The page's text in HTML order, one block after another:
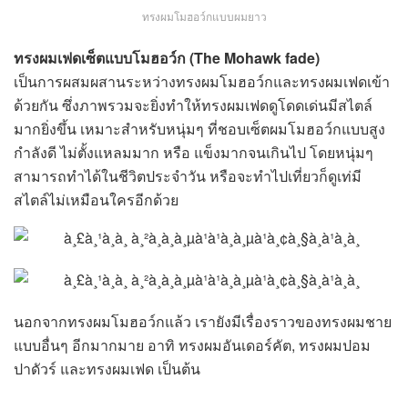
ทรงผมโมฮอว์กแบบผมยาว
ทรงผมเฟดเซ็ตแบบโมฮอว์ก (The Mohawk fade)
เป็นการผสมผสานระหว่างทรงผมโมฮอว์กและทรงผมเฟดเข้า
ด้วยกัน ซึ่งภาพรวมจะยิ่งทำให้ทรงผมเฟดดูโดดเด่นมีสไตล์
มากยิ่งขึ้น เหมาะสำหรับหนุ่มๆ ที่ชอบเซ็ตผมโมฮอว์กแบบสูง
กำลังดี ไม่ตั้งแหลมมาก หรือ แข็งมากจนเกินไป โดยหนุ่มๆ
สามารถทำได้ในชีวิตประจำวัน หรือจะทำไปเที่ยวก็ดูเท่มี
สไตล์ไม่เหมือนใครอีกด้วย
นอกจากทรงผมโมฮอว์กแล้ว เรายังมีเรื่องราวของทรงผมชาย
แบบอื่นๆ อีกมากมาย อาทิ ทรงผมอันเดอร์คัต, ทรงผมปอม
ปาดัวร์ และทรงผมเฟด เป็นต้น